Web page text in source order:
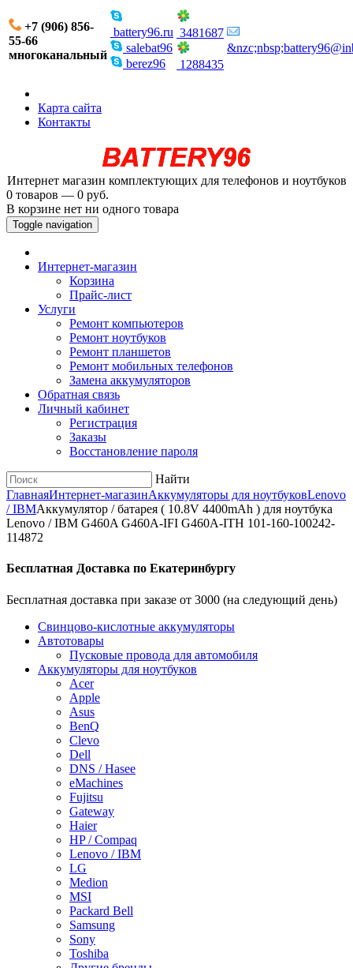
+7 (906) 856-
55-66
многоканальный
battery96.ru
salebat96
berez96
3481687
1288435
Карта сайта
Контакты
Интернет магазин комплектующих для телефонов и ноутбуков
0 товаров — 0 руб.
В корзине нет ни одного товара
Toggle navigation
Интернет-магазин
Корзина
Прайс-лист
Услуги
Ремонт компьютеров
Ремонт ноутбуков
Ремонт планшетов
Ремонт мобильных телефонов
Замена аккумуляторов
Обратная связь
Личный кабинет
Регистрация
Заказы
Восстановление пароля
Найти
ГлавнаяИнтернет-магазинАккумуляторы для ноутбуковLenovo
/ IBMАккумулятор / батарея ( 10.8V 4400mAh ) для ноутбука
Lenovo / IBM G460A G460A-IFI G460A-ITH 101-160-100242-
114872
Бесплатная Доставка по Екатеринбургу
Бесплатная доставка при заказе от 3000 (на следующий день)
Cвинцово-кислотные аккумуляторы
Автотовары
Пусковые провода для автомобиля
Аккумуляторы для ноутбуков
Acer
Apple
Asus
BenQ
Clevo
Dell
DNS / Hasee
eMachines
Fujitsu
Gateway
Haier
HP / Compaq
Lenovo / IBM
LG
Medion
MSI
Packard Bell
Samsung
Sony
Toshiba